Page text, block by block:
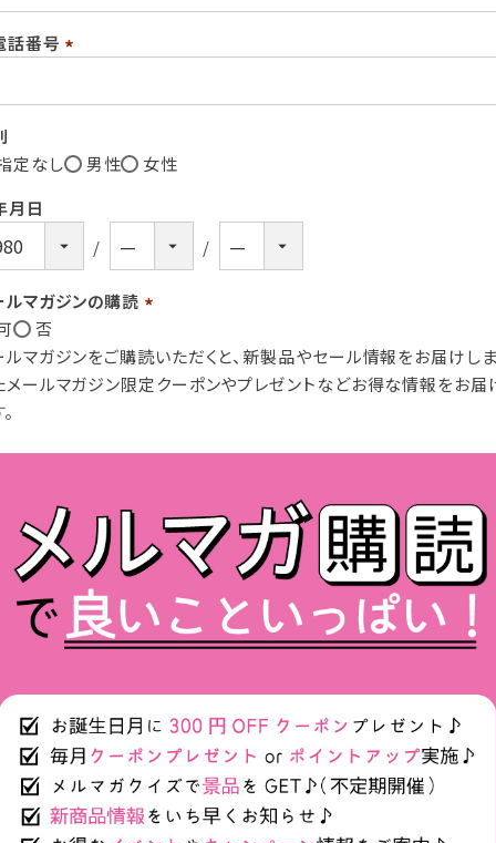
話番号
須)
定なし
男性
女性
月日
ルマガジンの購読
須)
否
ルマガジンをご購読いただくと、新製品やセール情報をお届けしま
メールマガジン限定クーポンやプレゼントなどお得な情報をお届